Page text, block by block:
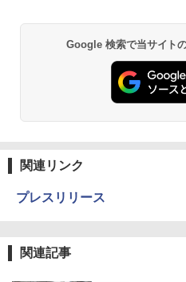
Google 検索で当サイト
関連リンク
プレスリリース
関連記事